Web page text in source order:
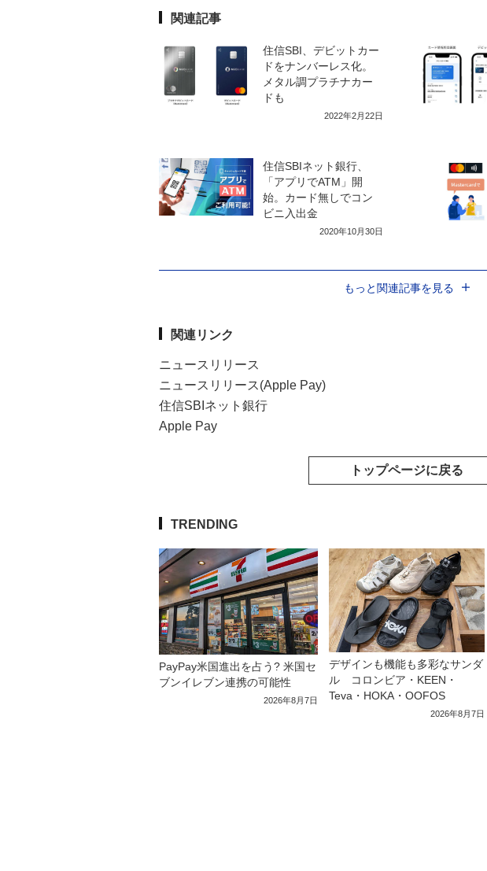
関連記事
住信SBI、デビットカー
ドをナンバーレス化。
メタル調プラチナカー
ドも
2022年2月22日
住信SBIネット銀行、
「アプリでATM」開
始。カード無しでコン
ビニ入出金
2020年10月30日
もっと関連記事を見る
関連リンク
ニュースリリース
ニュースリリース(Apple Pay)
住信SBIネット銀行
Apple Pay
トップページに戻る
TRENDING
PayPay米国進出を占う? 米国セ
ブンイレブン連携の可能性
2026年8月7日
デザインも機能も多彩なサンダ
ル コロンビア・KEEN・
Teva・HOKA・OOFOS
2026年8月7日